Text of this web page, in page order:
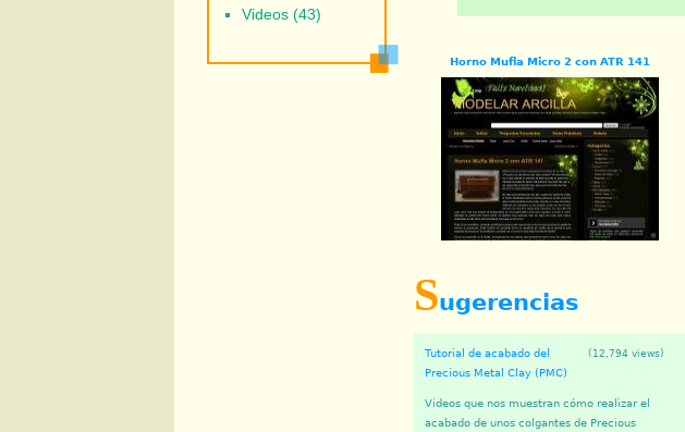
Horno Mufla Micro 2 con ATR 141
Sugerencias
(12,794 views)
Tutorial de acabado del
Precious Metal Clay (PMC)
Videos que nos muestran cómo realizar el
acabado de unos colgantes de Precious
Videos (43)